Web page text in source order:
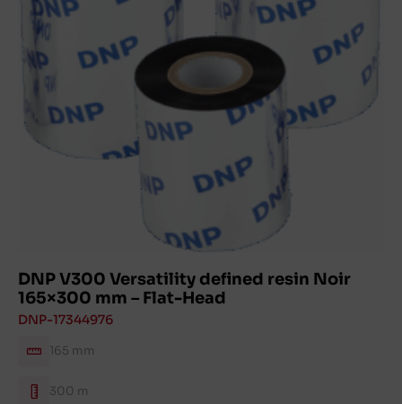
DNP V300 Versatility defined resin Noir
165×300 mm – Flat-Head
DNP-17344976
165 mm
300 m